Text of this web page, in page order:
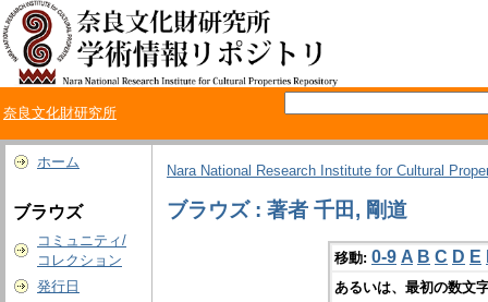
奈良文化財研究所
ホーム
ブラウズ
コミュニティ/
コレクション
発行日
Nara National Research Institute for Cultural
ブラウズ : 著者 千田, 剛道
移動: 0-9 A B C D E
あるいは、最初の数文